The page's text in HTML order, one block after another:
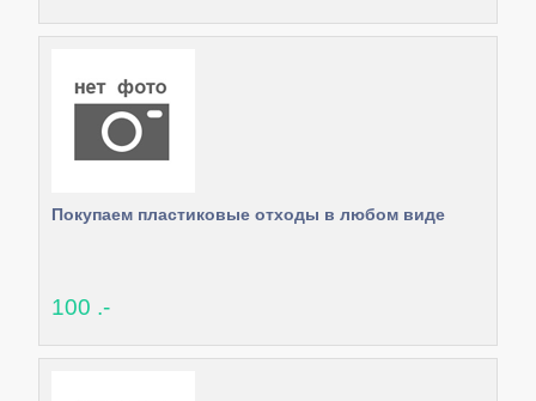
Покупаем пластиковые отходы в любом виде
100 .-